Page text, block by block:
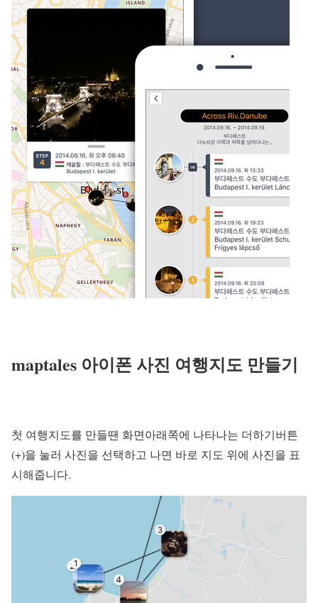
maptales 아이폰 사진 여행지도 만들기
첫 여행지도를 만들땐 화면아래쪽에 나타나는 더하기버튼
(+)을 눌러 사진을 선택하고 나면 바로 지도 위에 사진을 표
시해줍니다.